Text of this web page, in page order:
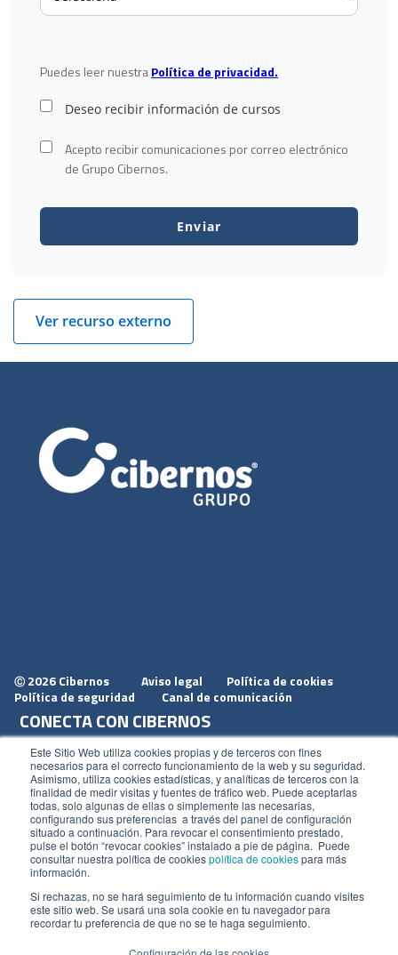
Este Sitio Web utiliza cookies propias y de terceros con fines
necesarios para el correcto funcionamiento de la web y su seguridad.
Asimismo, utiliza cookies estadísticas, y analíticas de terceros con la
finalidad de medir visitas y fuentes de tráfico web. Puede aceptarlas
todas, solo algunas de ellas o simplemente las necesarias,
configurando sus preferencias a través del panel de configuración
situado a continuación. Para revocar el consentimiento prestado,
pulse el botón “revocar cookies” instalado a pie de página. Puede
consultar nuestra política de cookiespolítica de cookiespara más
información.
Si rechazas, no se hará seguimiento de tu información cuando visites
este sitio web. Se usará una sola cookie en tu navegador para
recordar tu preferencia de que no se te haga seguimiento.
Puedes leer nuestraPolítica de privacidad.
Deseo recibir información de cursos
Acepto recibir comunicaciones por correo electrónico
de Grupo Cibernos.
Ver recurso externo
Ⓒ 2026 Cibernos Aviso legal
Política de cookies
Política de seguridad
Canal de comunicación
CONECTA CON CIBERNOS
Únete a nosotros
Dónde estamos
Conoce nuestro blog
ACCESOS
Plan CRM